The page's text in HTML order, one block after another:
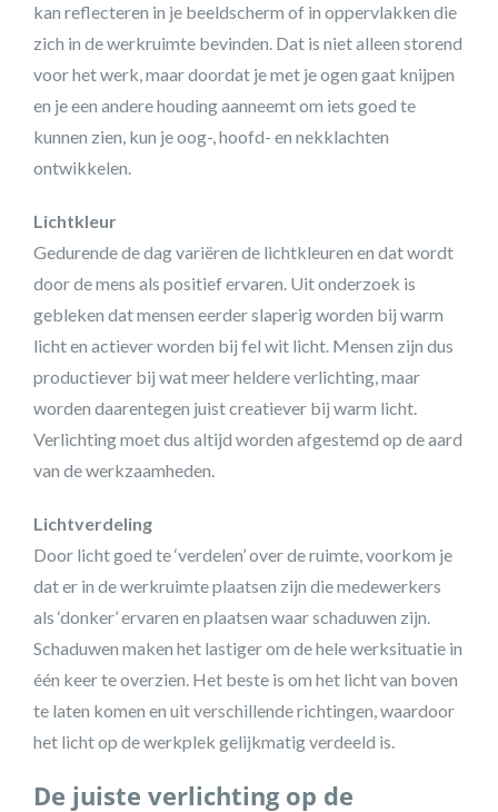
kan reflecteren in je beeldscherm of in oppervlakken die
zich in de werkruimte bevinden. Dat is niet alleen storend
voor het werk, maar doordat je met je ogen gaat knijpen
en je een andere houding aanneemt om iets goed te
kunnen zien, kun je oog-, hoofd- en nekklachten
ontwikkelen.
Lichtkleur
Gedurende de dag variëren de lichtkleuren en dat wordt
door de mens als positief ervaren. Uit onderzoek is
gebleken dat mensen eerder slaperig worden bij warm
licht en actiever worden bij fel wit licht. Mensen zijn dus
productiever bij wat meer heldere verlichting, maar
worden daarentegen juist creatiever bij warm licht.
Verlichting moet dus altijd worden afgestemd op de aard
van de werkzaamheden.
Lichtverdeling
Door licht goed te ‘verdelen’ over de ruimte, voorkom je
dat er in de werkruimte plaatsen zijn die medewerkers
als ‘donker’ ervaren en plaatsen waar schaduwen zijn.
Schaduwen maken het lastiger om de hele werksituatie in
één keer te overzien. Het beste is om het licht van boven
te laten komen en uit verschillende richtingen, waardoor
het licht op de werkplek gelijkmatig verdeeld is.
De juiste verlichting op de